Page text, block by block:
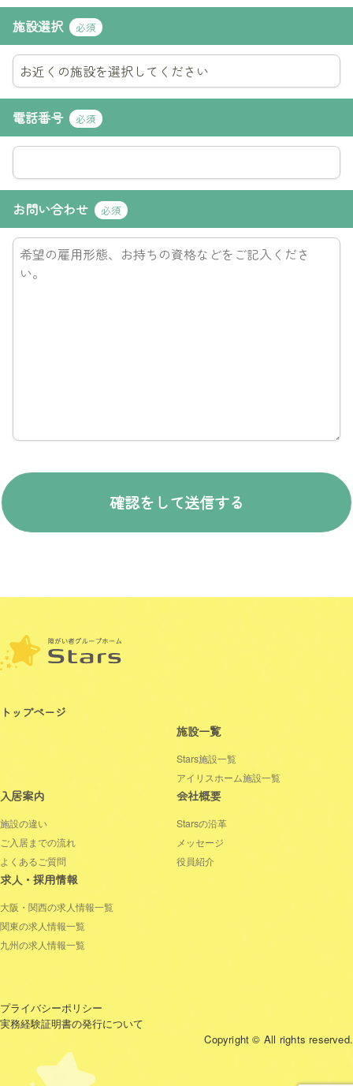
施設選択 必須
電話番号 必須
お問い合わせ 必須
トップページ
施設一覧
Stars施設一覧
アイリスホーム施設一覧
入居案内
施設の違い
ご入居までの流れ
よくあるご質問
会社概要
Starsの沿革
メッセージ
役員紹介
求人・採用情報
大阪・関西の求人情報一覧
関東の求人情報一覧
九州の求人情報一覧
プライバシーポリシー
実務経験証明書の発行について
Copyright © All rights reserved.